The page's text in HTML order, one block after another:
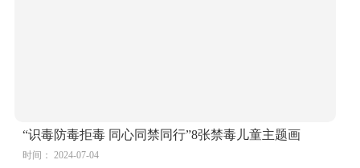
“识毒防毒拒毒 同心同禁同行”8张禁毒儿童主题画
时间： 2024-07-04